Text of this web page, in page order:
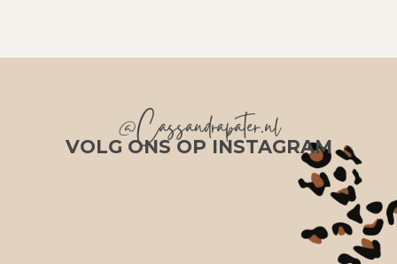
@Cassandrapater.nl
VOLG ONS OP INSTAGRAM